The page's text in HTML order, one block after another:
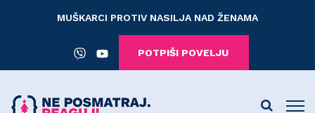
MUŠKARCI PROTIV NASILJA NAD ŽENAMA
POTPIŠI POVELJU